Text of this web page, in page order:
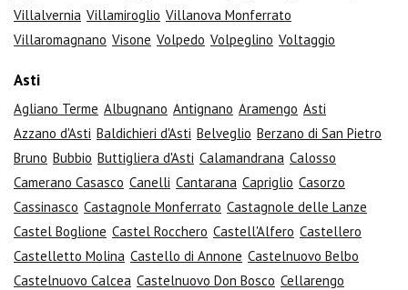
Villalvernia Villamiroglio Villanova Monferrato
Villaromagnano Visone Volpedo Volpeglino Voltaggio
Asti
Agliano Terme Albugnano Antignano Aramengo Asti
Azzano d'Asti Baldichieri d'Asti Belveglio Berzano di San Pietro
Bruno Bubbio Buttigliera d'Asti Calamandrana Calosso
Camerano Casasco Canelli Cantarana Capriglio Casorzo
Cassinasco Castagnole Monferrato Castagnole delle Lanze
Castel Boglione Castel Rocchero Castell'Alfero Castellero
Castelletto Molina Castello di Annone Castelnuovo Belbo
Castelnuovo Calcea Castelnuovo Don Bosco Cellarengo